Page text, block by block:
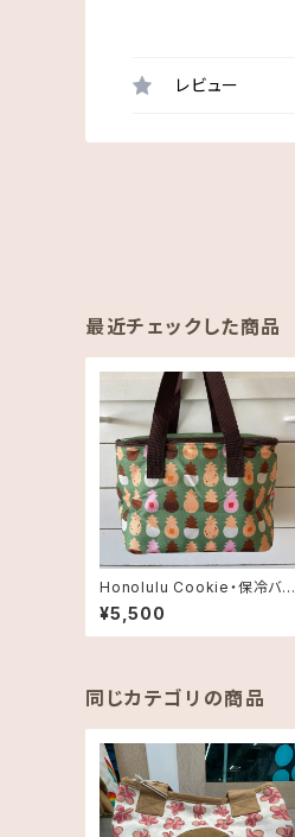
レビュー
最近チェックした商品
Honolulu Cookie・保冷バッ
グ・スモール
¥5,500
同じカテゴリの商品